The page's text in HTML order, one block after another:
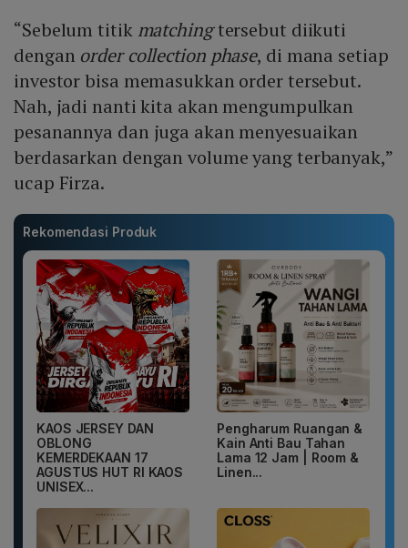
“Sebelum titik matchingtersebut diikuti
dengan order collection phase, di mana setiap
investor bisa memasukkan order tersebut.
Nah, jadi nanti kita akan mengumpulkan
pesanannya dan juga akan menyesuaikan
berdasarkan dengan volume yang terbanyak,”
ucap Firza.
Rekomendasi Produk
KAOS JERSEY DAN
OBLONG
KEMERDEKAAN 17
AGUSTUS HUT RI KAOS
UNISEX...
Pengharum Ruangan &
Kain Anti Bau Tahan
Lama 12 Jam | Room &
Linen...